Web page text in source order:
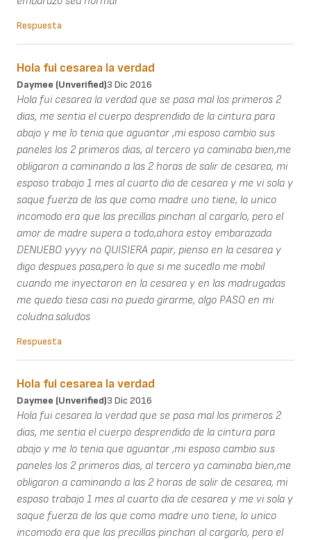
Respuesta
Hola fui cesarea la verdad
Daymee (unverified)3 Dic 2016
Hola fui cesarea la verdad que se pasa mal los primeros 2
dias, me sentia el cuerpo desprendido de la cintura para
abajo y me lo tenia que aguantar ,mi esposo cambio sus
paneles los 2 primeros dias, al tercero ya caminaba bien,me
obligaron a caminando a las 2 horas de salir de cesarea, mi
esposo trabajo 1 mes al cuarto dia de cesarea y me vi sola y
saque fuerza de las que como madre uno tiene, lo unico
incomodo era que las precillas pinchan al cargarlo, pero el
amor de madre supera a todo,ahora estoy embarazada
DENUEBO yyyy no QUISIERA papir, pienso en la cesarea y
digo despues pasa,pero lo que si me sucedIo me mobil
cuando me inyectaron en la cesarea y en las madrugadas
me quedo tiesa casi no puedo girarme, algo PASO en mi
coludna.saludos
Respuesta
Hola fui cesarea la verdad
Daymee (unverified)3 Dic 2016
Hola fui cesarea la verdad que se pasa mal los primeros 2
dias, me sentia el cuerpo desprendido de la cintura para
abajo y me lo tenia que aguantar ,mi esposo cambio sus
paneles los 2 primeros dias, al tercero ya caminaba bien,me
obligaron a caminando a las 2 horas de salir de cesarea, mi
esposo trabajo 1 mes al cuarto dia de cesarea y me vi sola y
saque fuerza de las que como madre uno tiene, lo unico
incomodo era que las precillas pinchan al cargarlo, pero el